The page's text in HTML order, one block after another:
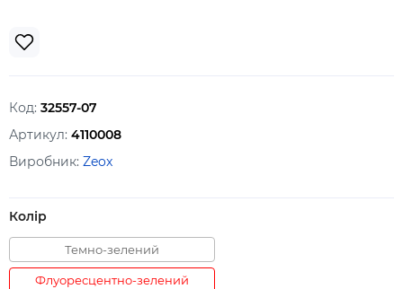
Код: 32557-07
Артикул: 4110008
Виробник: Zeox
Колір
Темно-зелений
Флуоресцентно-зелений